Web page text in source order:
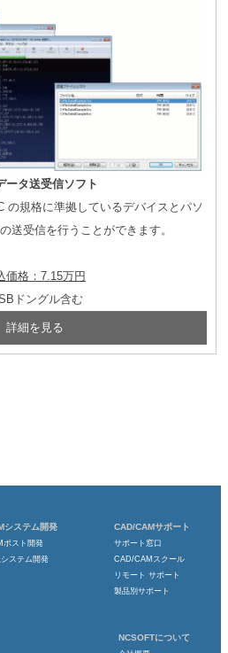
ータ送受信ソフト
の規格に準拠しているデバイスとパソ
送受信を行うことができます。
価格：7.15万円
ドングル含む
システム開発
ポスト開発
ステム開発
CAD/CAMサポート
サポート窓口
CAD/CAMスクール
リモート サポート
製品別サポート
NCSOFTについて